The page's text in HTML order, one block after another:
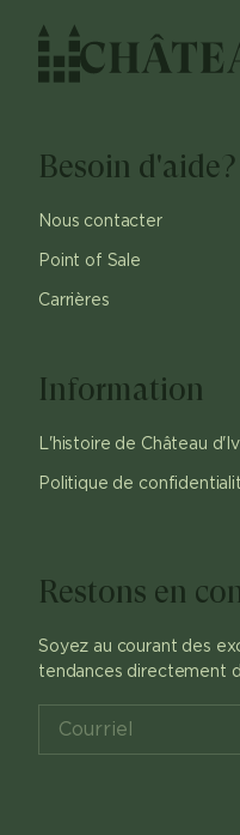
Besoin d'aide?
Nous contacter
Point of Sale
Carrières
Information
L'histoire de Château
Politique de
Restons en
Soyez au courant des
tendances directement